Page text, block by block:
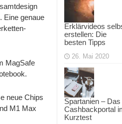
Eine genaue
MagSafe
neue Chips
M1 Max
Erklärvideos
erstellen: Die
besten Tipps
26. Mai 2020
Spartanien – Das
Cashbackportal
Kurztest